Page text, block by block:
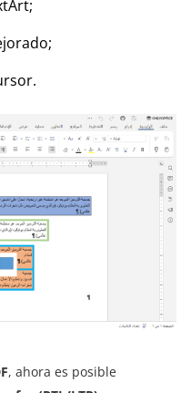
, ahora es posible